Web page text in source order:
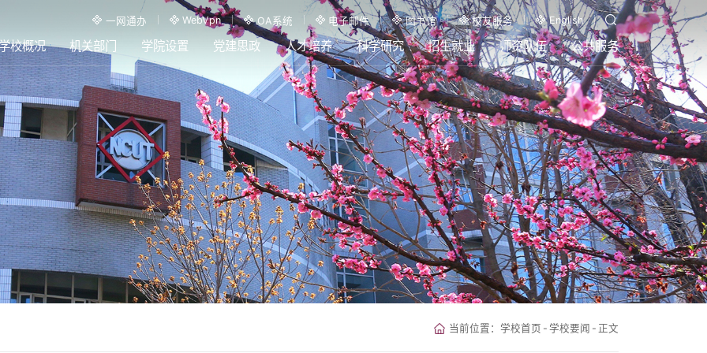
一网通办 WebVpn OA系统 电子邮件 图书馆 校友服务 English
校概况 机关部门 学院设置 党建思政 人才培养 科学研究 招生就业 师资队伍 公共服务
当前位置： 学校首页 - 学校要闻 - 正文